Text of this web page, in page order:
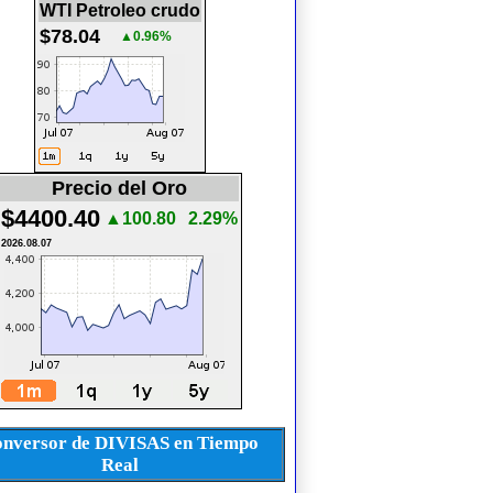
WTI Petroleo crudo
$78.04 ▲0.96%
Precio del Oro
$4400.40 ▲100.80 2.29%
2026.08.07
de DIVISAS en Tiempo
Real